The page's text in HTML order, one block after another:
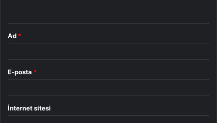
Ad *
E-posta *
İnternet sitesi